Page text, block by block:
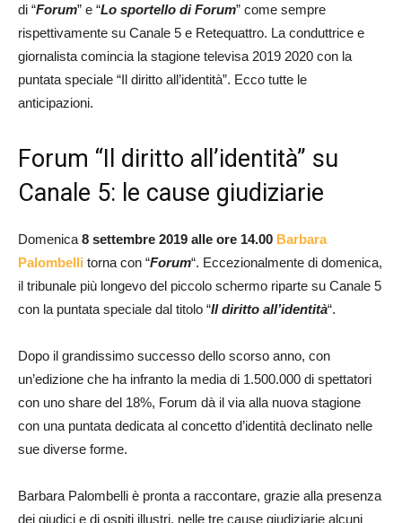
di “Forum” e “Lo sportello di Forum” come sempre
rispettivamente su Canale 5 e Retequattro. La conduttrice e
giornalista comincia la stagione televisa 2019 2020 con la
puntata speciale “Il diritto all’identità”. Ecco tutte le
anticipazioni.
Forum “Il diritto all’identità” su
Canale 5: le cause giudiziarie
Domenica 8 settembre 2019 alle ore 14.00 Barbara
Palombelli torna con “Forum“. Eccezionalmente di domenica,
il tribunale più longevo del piccolo schermo riparte su Canale 5
con la puntata speciale dal titolo “Il diritto all’identità“.
Dopo il grandissimo successo dello scorso anno, con
un’edizione che ha infranto la media di 1.500.000 di spettatori
con uno share del 18%, Forum dà il via alla nuova stagione
con una puntata dedicata al concetto d’identità declinato nelle
sue diverse forme.
Barbara Palombelli è pronta a raccontare, grazie alla presenza
dei giudici e di ospiti illustri, nelle tre cause giudiziarie alcuni